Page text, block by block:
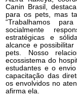
Canin Brasil,
para os pets, mas
“Trabalhamos
socialmente
estratégicas e
alcance e
pets. Nosso
ecossistema do
estudantes e o
capacitação das
os envolvidos no
afirma ela.